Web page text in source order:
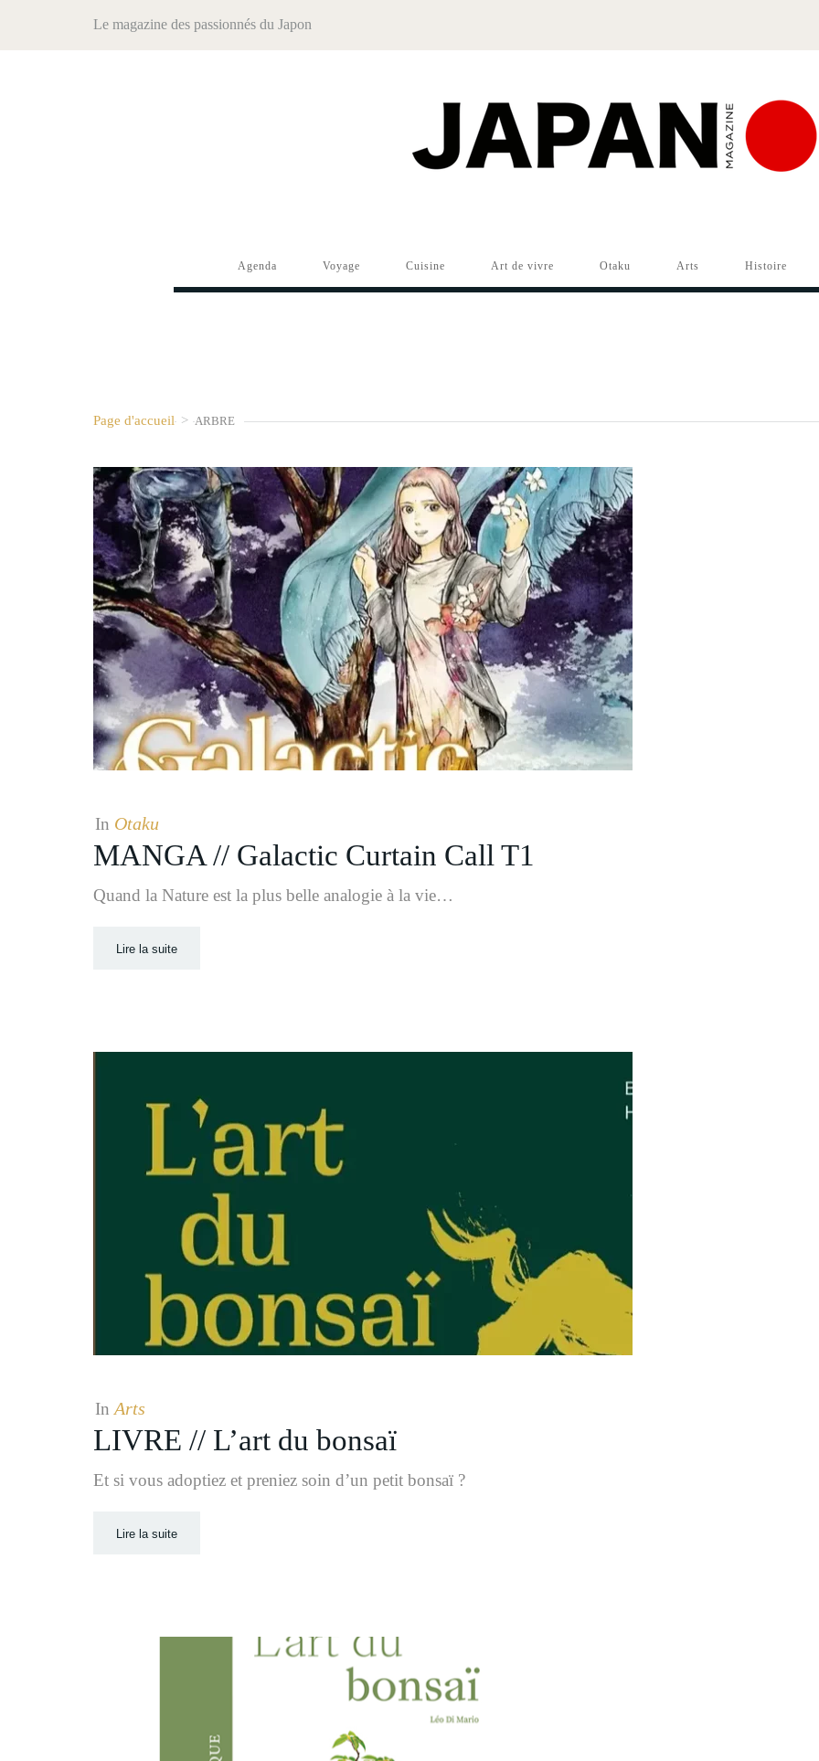
Le magazine des passionnés du Japon
Agenda Voyage Cuisine Art de vivre Otaku Arts Histoire
Page d'accueil > ARBRE
In Otaku
MANGA // Galactic Curtain Call T1
Quand la Nature est la plus belle analogie à la vie…
Lire la suite
In Arts
LIVRE // L’art du bonsaï
Et si vous adoptiez et preniez soin d’un petit bonsaï ?
Lire la suite